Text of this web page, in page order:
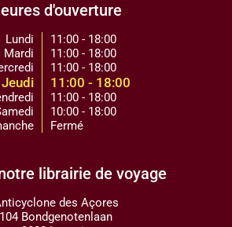
d'ouverture
Lundi
Mardi
Jeudi
11:00 - 18:00
11:00 - 18:00
11:00 - 18:00
11:00 - 18:00
11:00 - 18:00
10:00 - 18:00
Fermé
librairie de voyage
des Açores
104 Bondgenotenlaan